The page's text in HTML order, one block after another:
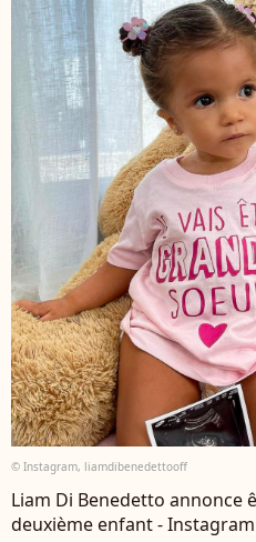
© Instagram, liamdibenedettooff
Liam Di Benedetto annonce
deuxième enfant - Instagram